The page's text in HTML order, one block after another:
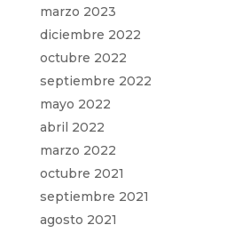
marzo 2023
diciembre 2022
octubre 2022
septiembre 2022
mayo 2022
abril 2022
marzo 2022
octubre 2021
septiembre 2021
agosto 2021